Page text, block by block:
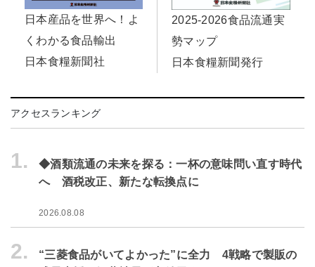
日本産品を世界へ！よ
くわかる食品輸出
日本食糧新聞社
2025-2026食品流通実
勢マップ
日本食糧新聞発行
アクセスランキング
1.
◆酒類流通の未来を探る：一杯の意味問い直す時代
へ 酒税改正、新たな転換点に
2026.08.08
2.
“三菱食品がいてよかった”に全力 4戦略で製販の